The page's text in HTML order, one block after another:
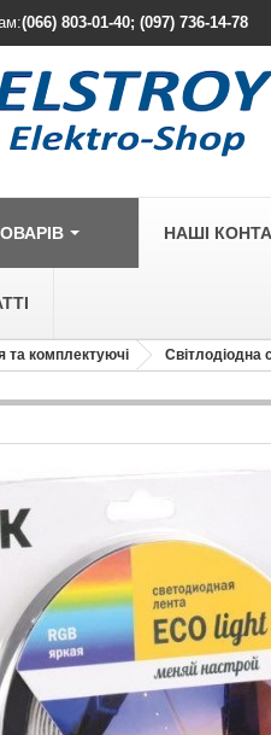
(066) 803-01-40; (097) 736-14-78
LEGRAND
Legrand
Legrand
Legrand
Legrand
НАШІ
та комплектуючі Світлодіодна